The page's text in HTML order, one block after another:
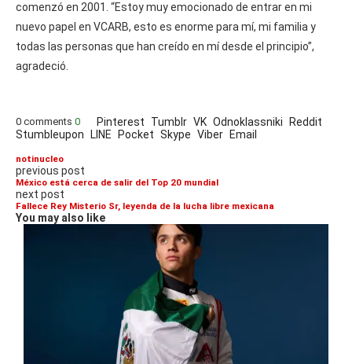
comenzó en 2001. “Estoy muy emocionado de entrar en mi
nuevo papel en VCARB, esto es enorme para mí, mi familia y
todas las personas que han creído en mí desde el principio”,
agradeció.
0 comments 0 Pinterest Tumblr VK Odnoklassniki
Reddit
Stumbleupon
LINE Pocket Skype Viber Email
notinucleo
previous post
México está cerca de salir del Top 20 mundial
next post
Fallece Rey Misterio Sr, leyenda de la lucha libre mexicana
You may also like